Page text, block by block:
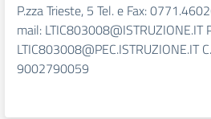
P.zza Trieste, 5 Tel. e Fax:
mail: LTIC803008@ISTRUZIONE.IT
LTIC803008@PEC.ISTRUZIONE.IT
9002790059